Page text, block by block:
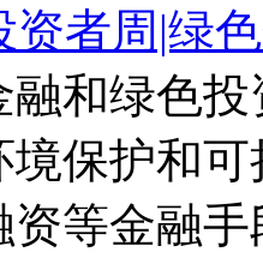
资者周|绿
和绿色
保护和
等金融手